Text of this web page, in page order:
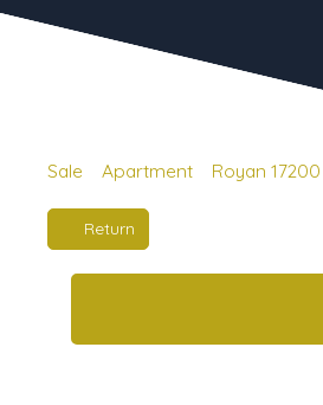
Sale Apartment Royan 17200
Return